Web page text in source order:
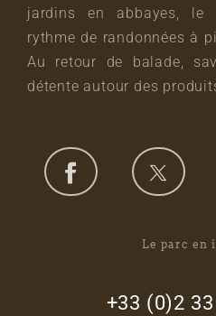
jardins en abbayes, le
rythme de randonnées à
Au retour de balade,
détente autour des
Le parc en
+33 (0)2